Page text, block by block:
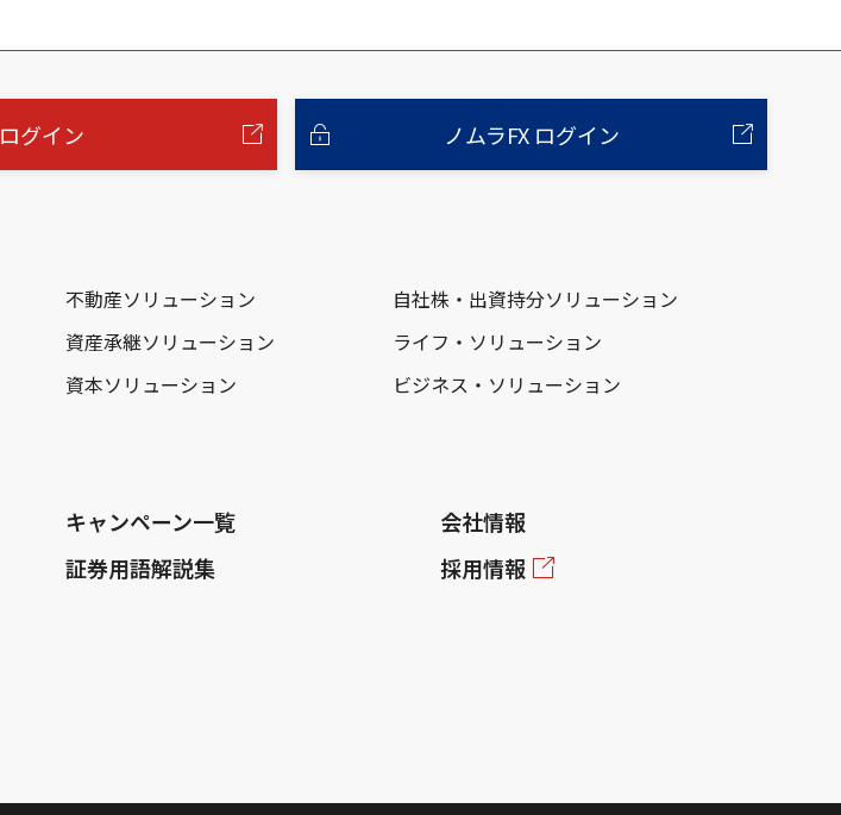
ログイン ノムラFX ログイン
不動産ソリューション
自社株・出資持分ソリューション
資産承継ソリューション
ライフ・ソリューション
資本ソリューション
ビジネス・ソリューション
キャンペーン一覧
証券用語解説集
会社情報
採用情報